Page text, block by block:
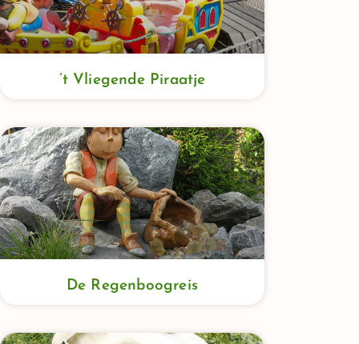
’t Vliegende Piraatje
De Regenboogreis